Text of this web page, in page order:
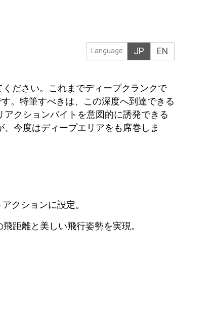
Language JP EN
ださい。これまでディープクランクで
。特筆すべきは、この深度へ到達できる
クションバイトを意図的に誘発できる
今度はディープエリアをも席巻しま
クションに設定。
距離と美しい飛行姿勢を実現。